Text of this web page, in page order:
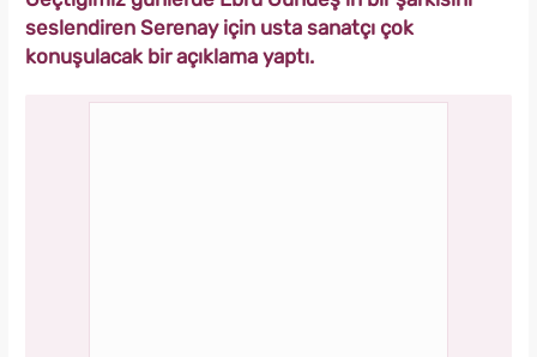
seslendiren Serenay için usta sanatçı çok
konuşulacak bir açıklama yaptı.